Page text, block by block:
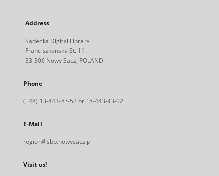
Address
Sądecka Digital Library
Franciszkanska St. 11
33-300 Nowy Sacz, POLAND
Phone
(+48) 18-443-87-52 or 18-443-83-02
E-Mail
region@sbp.nowysacz.pl
Visit us!